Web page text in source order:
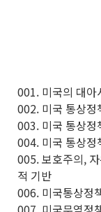
<목
001. 미국의 대아
002. 미국 통상정
003. 미국 통상정
004. 미국 통상
005. 보호주의,
적 기반
006. 미국통상정